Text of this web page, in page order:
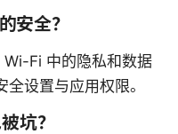
安全？
Fi 中的隐私和数据
设置与应用权限。
坑？